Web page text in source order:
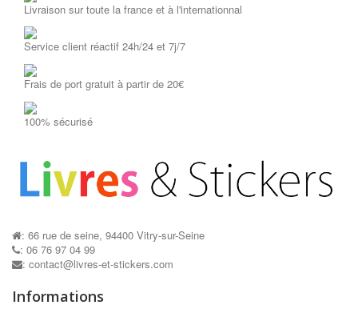
Mon...
Livraison sur toute la france et à l'internationnal
Service client réactif 24h/24 et 7j/7
Frais de port gratuit à partir de 20€
100% sécurisé
: 66 rue de seine, 94400 Vitry-sur-Seine
: 06 76 97 04 99
: contact@livres-et-stickers.com
Informations